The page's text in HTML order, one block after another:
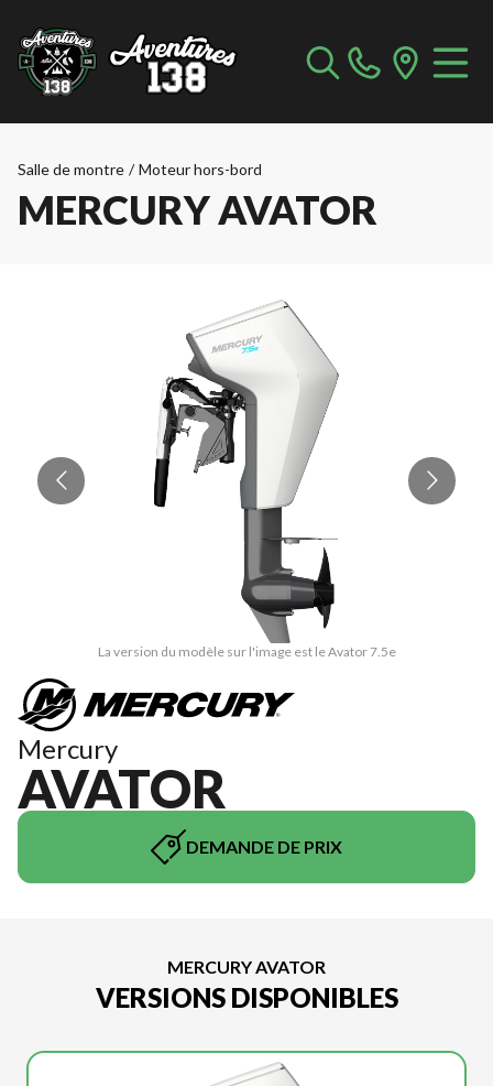
Salle de montre / Moteur hors-bord
MERCURY AVATOR
La version du modèle sur l'image est le Avator 7.5e
Mercury
AVATOR
DEMANDE DE PRIX
MERCURY AVATOR
VERSIONS DISPONIBLES